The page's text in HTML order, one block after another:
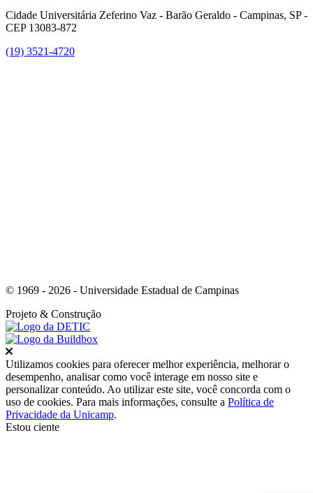
Cidade Universitária Zeferino Vaz - Barão Geraldo - Campinas, SP -
CEP 13083-872
(19) 3521-4720
© 1969 - 2026 - Universidade Estadual de Campinas
Projeto & Construção
Fechar
Utilizamos cookies para oferecer melhor experiência, melhorar o
desempenho, analisar como você interage em nosso site e
personalizar conteúdo. Ao utilizar este site, você concorda com o
uso de cookies. Para mais informações, consulte a Política de
Privacidade da Unicamp.
Estou ciente